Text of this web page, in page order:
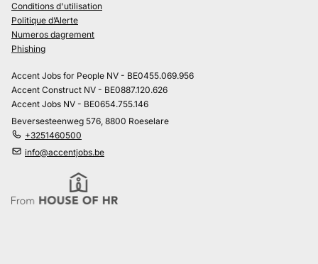
Conditions d'utilisation
Politique d’Alerte
Numeros dagrement
Phishing
Accent Jobs for People NV - BE0455.069.956
Accent Construct NV - BE0887.120.626
Accent Jobs NV - BE0654.755.146
Beversesteenweg 576, 8800 Roeselare
+3251460500
info@accentjobs.be